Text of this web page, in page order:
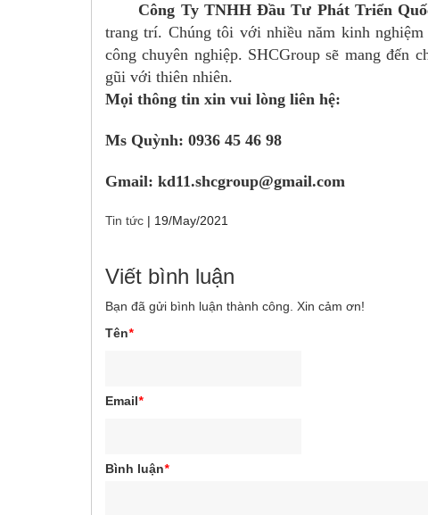
Công Ty TNHH Đầu Tư Phát Triển
trang trí. Chúng tôi với nhiều năm kinh
công chuyên nghiệp. SHCGroup sẽ mang đến
gũi với thiên nhiên.
Mọi thông tin xin vui lòng liên hệ:
Ms Quỳnh: 0936 45 46 98
Gmail: kd11.shcgroup@gmail.com
Tin tức | 19/May/2021
Viết bình luận
Bạn đã gửi bình luận thành công. Xin cảm ơn!
Tên*
Email*
Bình luận*